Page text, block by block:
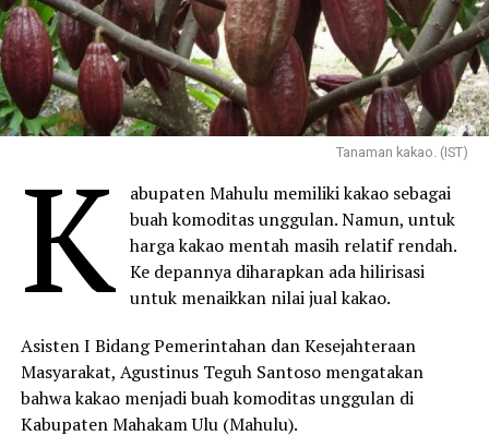
Tanaman kakao. (IST)
K
abupaten Mahulu memiliki kakao sebagai
buah komoditas unggulan. Namun, untuk
harga kakao mentah masih relatif rendah.
Ke depannya diharapkan ada hilirisasi
untuk menaikkan nilai jual kakao.
Asisten I Bidang Pemerintahan dan Kesejahteraan
Masyarakat, Agustinus Teguh Santoso mengatakan
bahwa kakao menjadi buah komoditas unggulan di
Kabupaten Mahakam Ulu (Mahulu).